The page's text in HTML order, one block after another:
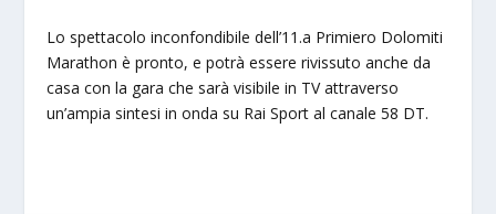
Lo spettacolo inconfondibile dell’11.a Primiero Dolomiti
Marathon è pronto, e potrà essere rivissuto anche da
casa con la gara che sarà visibile in TV attraverso
un’ampia sintesi in onda su Rai Sport al canale 58 DT.